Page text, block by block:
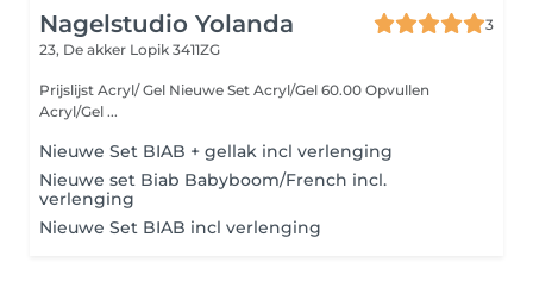
Nagelstudio Yolanda
3
23, De akker Lopik 3411ZG
Prijslijst Acryl/ Gel Nieuwe Set Acryl/Gel 60.00 Opvullen
Acryl/Gel ...
Nieuwe Set BIAB + gellak incl verlenging
Nieuwe set Biab Babyboom/French incl.
verlenging
Nieuwe Set BIAB incl verlenging